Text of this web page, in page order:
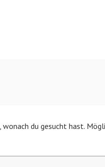
du gesucht hast.